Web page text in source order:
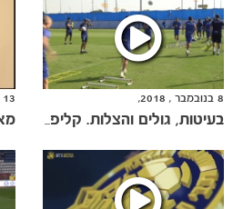
13 בנובמבר , 2018,
8 בנובמבר , 2018,